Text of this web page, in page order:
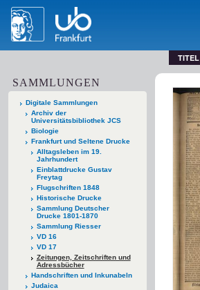
TITEL
SAMMLUNGEN
Digitale Sammlungen
Archiv der
Universitätsbibliothek JCS
Biologie
Frankfurt und Seltene Drucke
Alltagsleben im 19.
Jahrhundert
Einblattdrucke Gustav
Freytag
Flugschriften 1848
Historische Drucke
Sammlung Deutscher
Drucke 1801-1870
Sammlung Riesser
VD 16
VD 17
Zeitungen, Zeitschriften und
Adressbücher
Handschriften und Inkunabeln
Judaica